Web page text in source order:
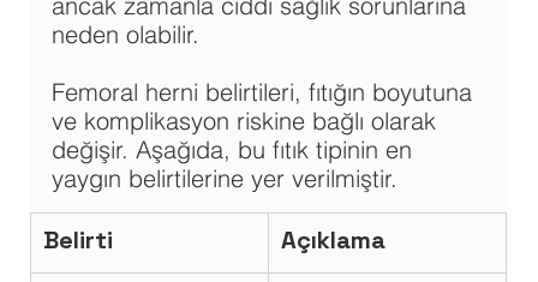
neden olabilir.
Femoral herni belirtileri, fıtığın boyutuna
ve komplikasyon riskine bağlı olarak
değişir. Aşağıda, bu fıtık tipinin en
yaygın belirtilerine yer verilmiştir.
Belirti Açıklama